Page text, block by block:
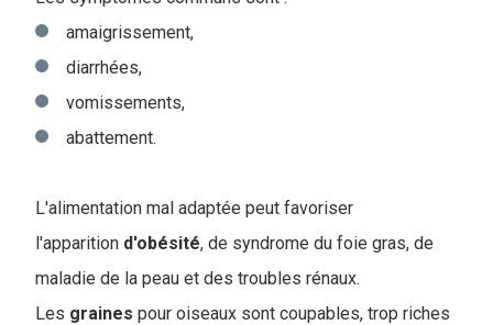
amaigrissement,
diarrhées,
vomissements,
abattement.
L'alimentation mal adaptée peut favoriser
l'apparition d'obésité, de syndrome du foie gras, de
maladie de la peau et des troubles rénaux.
Les graines pour oiseaux sont coupables, trop riches